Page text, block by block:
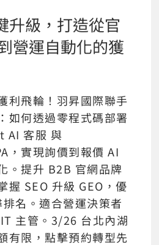
升級，打造從官
營運自動化的獲
利飛輪！羽昇國際聯手
如何透過零程式碼部署
AI 客服 與
，實現詢價到報價 AI
。提升 B2B 官網品牌
握 SEO 升級 GEO，優
名。適合營運決策者
主管。3/26 台北內湖
有限，點擊預約轉型先